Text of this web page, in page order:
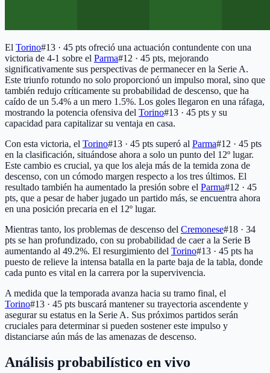
El Torino#13 · 45 pts ofreció una actuación contundente con una
victoria de 4-1 sobre el Parma#12 · 45 pts, mejorando
significativamente sus perspectivas de permanecer en la Serie A.
Este triunfo rotundo no solo proporcionó un impulso moral, sino que
también redujo críticamente su probabilidad de descenso, que ha
caído de un 5.4% a un mero 1.5%. Los goles llegaron en una ráfaga,
mostrando la potencia ofensiva del Torino#13 · 45 pts y su
capacidad para capitalizar su ventaja en casa.
Con esta victoria, el Torino#13 · 45 pts superó al Parma#12 · 45 pts
en la clasificación, situándose ahora a solo un punto del 12º lugar.
Este cambio es crucial, ya que los aleja más de la temida zona de
descenso, con un cómodo margen respecto a los tres últimos. El
resultado también ha aumentado la presión sobre el Parma#12 · 45
pts, que a pesar de haber jugado un partido más, se encuentra ahora
en una posición precaria en el 12º lugar.
Mientras tanto, los problemas de descenso del Cremonese#18 · 34
pts se han profundizado, con su probabilidad de caer a la Serie B
aumentando al 49.2%. El resurgimiento del Torino#13 · 45 pts ha
puesto de relieve la intensa batalla en la parte baja de la tabla, donde
cada punto es vital en la carrera por la supervivencia.
A medida que la temporada avanza hacia su tramo final, el
Torino#13 · 45 pts buscará mantener su trayectoria ascendente y
asegurar su estatus en la Serie A. Sus próximos partidos serán
cruciales para determinar si pueden sostener este impulso y
distanciarse aún más de las amenazas de descenso.
Análisis probabilístico en vivo